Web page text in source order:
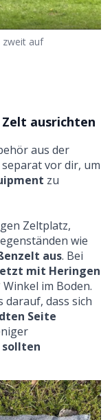
zweit auf
ausrichten
aus der
vor dir, um
zu
Zeltplatz,
wie
aus. Bei
mit Heringen
im Boden.
darauf, dass sich
Seite
sollten